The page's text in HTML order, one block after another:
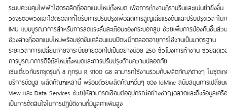
ระบบควบคุมไฟฟ้าไฮดรอลิกที่ออกแบบใหม่ทั้งหมด เพื่อการทำงานที่ราบรื่นและแม่นยำยิ่งขึ้น
วงจรต่อพ่วงและไฮดรอลิกที่ได้รับการปรับปรุงเพื่อลดการสูญเสียแรงดันและปรับปรุงเวลาใน
IMU แบบบูรณาการสำหรับการลดแรงสั่นสะเทือนของกระบอกสูบ ช่วยเพิ่มการป้องกันชิ้นส่ว
ช่วงล่างที่ออกแบบใหม่พร้อมชุดขับเคลื่อนแบบปิดผนึกตลอดอายุการใช้งานเป็นมาตรฐาน
ระยะเวลาการเปลี่ยนถ่ายจาระบีขยายออกไปเป็นอย่างน้อย 250 ชั่วโมงการทำงาน ช่วยลดเ
การบูรณาการดิจิทัลใหม่ทั้งหมดและการปรับปรุงด้านความปลอดภัย
เช่นเดียวกับรถขุดรุ่นที่ 8 ทุกรุ่น R 9100 G8 สามารถใช้งานร่วมกับผลิตภัณฑ์ต่างๆ ในชุดเ
บริการข้อมูล ผลิตภัณฑ์เหล่านี้ พร้อมด้วยผลิตภัณฑ์อื่นๆ ของ IoMine สนับสนุนการเปลี่ยน
View และ Data Services ช่วยให้สามารถเชื่อมต่ออุปกรณ์อย่างชาญฉลาดและดึงข้อมูลเ
เป็นการตัดสินใจในการปฏิบัติงานที่มีมูลค่าเพิ่มสูง